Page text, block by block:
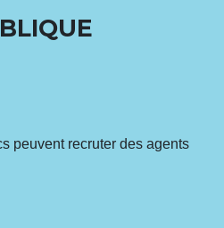
peuvent recruter des agents